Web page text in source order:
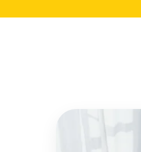
Přejít na detail článku